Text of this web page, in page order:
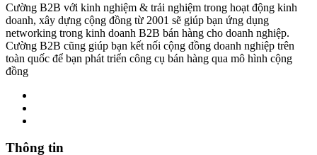
Cường B2B với kinh nghiệm & trải nghiệm trong hoạt động kinh
doanh, xây dựng cộng đồng từ 2001 sẽ giúp bạn ứng dụng
networking trong kinh doanh B2B bán hàng cho doanh nghiệp.
Cường B2B cũng giúp bạn kết nối cộng đồng doanh nghiệp trên
toàn quốc để bạn phát triển công cụ bán hàng qua mô hình cộng
đồng
Thông tin